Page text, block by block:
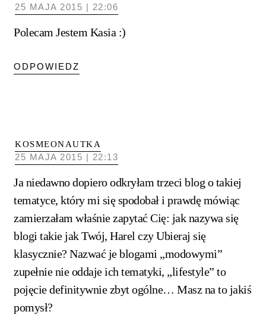
25 MAJA 2015 | 22:06
Polecam Jestem Kasia :)
ODPOWIEDZ
KOSMEONAUTKA
25 MAJA 2015 | 22:13
Ja niedawno dopiero odkryłam trzeci blog o takiej
tematyce, który mi się spodobał i prawdę mówiąc
zamierzałam właśnie zapytać Cię: jak nazywa się
blogi takie jak Twój, Harel czy Ubieraj się
klasycznie? Nazwać je blogami „modowymi”
zupełnie nie oddaje ich tematyki, „lifestyle” to
pojęcie definitywnie zbyt ogólne… Masz na to jakiś
pomysł?